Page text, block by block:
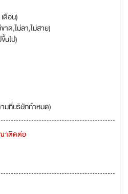
ดือน)
าด,ไม่ลา,ไม่สาย)
นไป)
มที่บริษัทกำหนด)
าติดต่อ